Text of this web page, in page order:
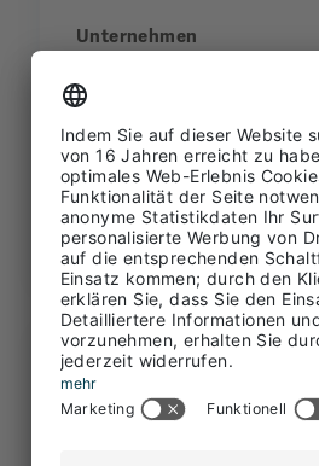
Unternehmen
Bezirk
Erfahrung
FULLTIME
Front Office